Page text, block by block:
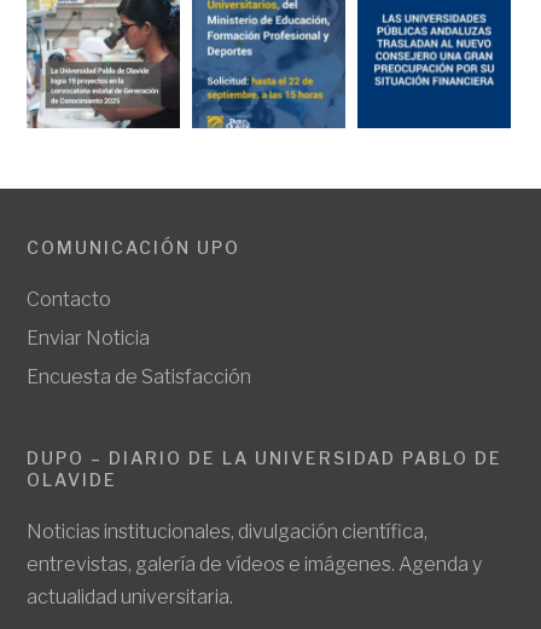
COMUNICACIÓN UPO
Contacto
Enviar Noticia
Encuesta de Satisfacción
DUPO – DIARIO DE LA UNIVERSIDAD PABLO DE
OLAVIDE
Noticias institucionales, divulgación científica,
entrevistas, galería de vídeos e imágenes. Agenda y
actualidad universitaria.